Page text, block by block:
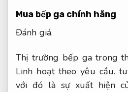
Mua bếp ga chính hãng
Đánh giá.
Thị trường bếp ga trong
Linh hoạt theo yêu cầu.
với đó là sự xuất hiện